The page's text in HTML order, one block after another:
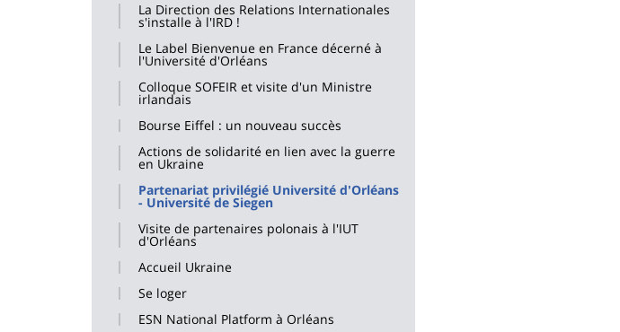
La Direction des Relations Internationales
s'installe à l'IRD !
Le Label Bienvenue en France décerné à
l'Université d'Orléans
Colloque SOFEIR et visite d'un Ministre
irlandais
Bourse Eiffel : un nouveau succès
Actions de solidarité en lien avec la guerre
en Ukraine
Partenariat privilégié Université d'Orléans
- Université de Siegen
Visite de partenaires polonais à l'IUT
d'Orléans
Accueil Ukraine
Se loger
ESN National Platform à Orléans